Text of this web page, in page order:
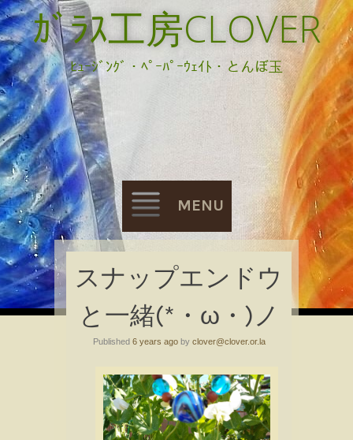
ｶﾞﾗｽ工房CLOVER
ﾋｭｰｼﾞﾝｸﾞ・ﾍﾟｰﾊﾟｰｳｪｲﾄ・とんぼ玉
MENU
Skip
to
content
スナップエンドウ
と一緒(*・ω・)ノ
Published 6 years agoby clover@clover.or.la